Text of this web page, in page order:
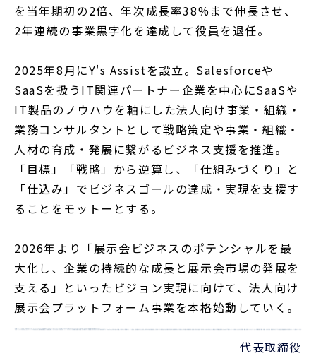
を当年期初の2倍、年次成長率38%まで伸長させ、
2年連続の事業黒字化を達成して役員を退任。
2025年8月にY's Assistを設立。Salesforceや
SaaSを扱うIT関連パートナー企業を中心にSaaSや
IT製品のノウハウを軸にした法人向け事業・組織・
業務コンサルタントとして戦略策定や事業・組織・
人材の育成・発展に繋がるビジネス支援を推進。
「目標」「戦略」から逆算し、「仕組みづくり」と
「仕込み」でビジネスゴールの達成・実現を支援す
ることをモットーとする。
2026年より「展示会ビジネスのポテンシャルを最
大化し、企業の持続的な成長と展示会市場の発展を
支える」といったビジョン実現に向けて、法人向け
展示会プラットフォーム事業を本格始動していく。
代表取締役